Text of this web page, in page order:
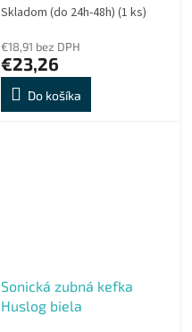
Skladom (do 24h-48h) (1 ks)
€18,91 bez DPH
€23,26
Do košíka
Sonická zubná kefka
Huslog biela